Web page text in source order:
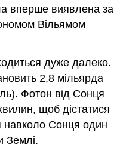
вперше виявлена за
Вільямом
дуже далеко.
2,8 мільярда
Фотон від Сонця
щоб дістатися
навколо Сонця один
Землі.